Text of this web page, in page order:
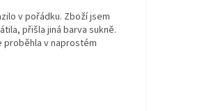
v pořádku. Zboží jsem
přišla jiná barva sukně.
proběhla v naprostém